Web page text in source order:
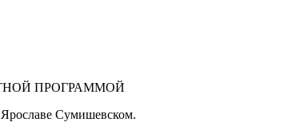
ПРОГРАММОЙ
Ярославе Сумишевском.